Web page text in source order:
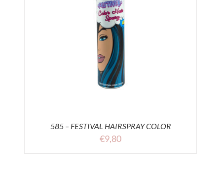
585 – FESTIVAL HAIRSPRAY COLOR
€9,80